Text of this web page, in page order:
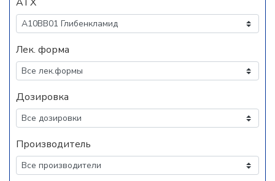
Лек. форма
Дозировка
Производитель